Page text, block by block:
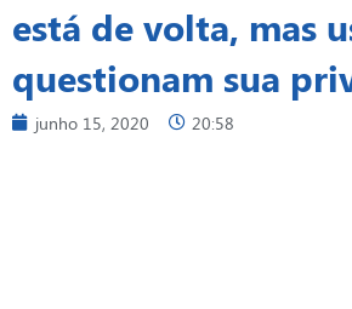
está de volta, mas
questionam sua
junho 15, 2020 20:58